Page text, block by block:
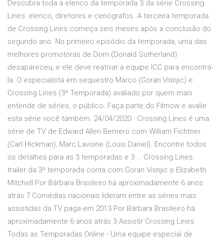
Descubra toda a elenco da temporada 3 da série Crossing
Lines: elenco, diretores e cenógrafos. A terceira temporada
de Crossing Lines começa seis meses após a conclusão do
segundo ano. No primeiro episódio da temporada, uma das
melhores promotoras de Dorn (Donald Sutherland)
desapareceu, e ele deve reativar a equipe ICC para encontrá-
la. O especialista em sequestro Marco (Goran Visnjic) e
Crossing Lines (3ª Temporada) avaliado por quem mais
entende de séries, o público. Faça parte do Filmow e avalie
esta série você também. 24/04/2020 · Crossing Lines é uma
série de TV de Edward Allen Bernero com William Fichtner
(Carl Hickman), Marc Lavoine (Louis Daniel). Encontre todos
os detalhes para as 3 temporadas e 3 … Crossing Lines:
trailer da 3ª temporada conta com Goran Visnjic e Elizabeth
Mitchell Por Bárbara Brasileiro há aproximadamente 6 anos
atrás 7 Comédias nacionais lideram entre as séries mais
assistidas da TV paga em 2013 Por Bárbara Brasileiro há
aproximadamente 6 anos atrás 3 Assistir Crossing Lines
Todas as Temporadas Online - Uma equipe especial de